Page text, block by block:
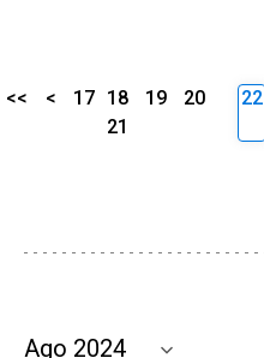
<< < 17 18 19
20
21
22